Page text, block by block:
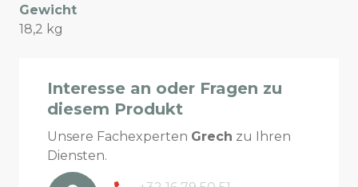
Gewicht
18,2 kg
Interesse an oder Fragen zu
diesem Produkt
Unsere Fachexperten Grech zu Ihren
Diensten.